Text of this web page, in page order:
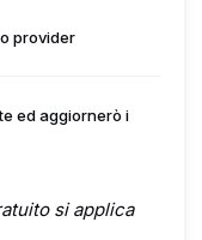
provider
ed aggiornerò i
si applica